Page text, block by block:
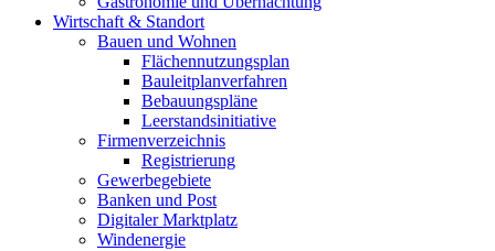
Wirtschaft & Standort
Bauen und Wohnen
Flächennutzungsplan
Bauleitplanverfahren
Bebauungspläne
Leerstandsinitiative
Firmenverzeichnis
Registrierung
Gewerbegebiete
Banken und Post
Digitaler Marktplatz
Windenergie